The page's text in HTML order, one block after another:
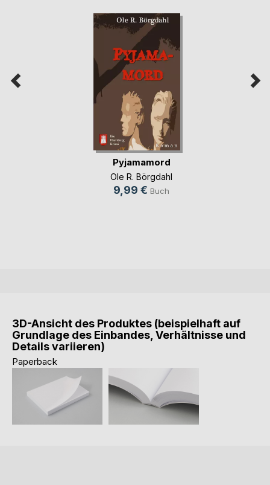
Pyjamamord
Ole R. Börgdahl
9,99 € Buch
3D-Ansicht des Produktes (beispielhaft auf
Grundlage des Einbandes, Verhältnisse und
Details variieren)
Paperback